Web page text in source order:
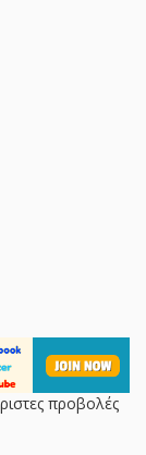
προβολές